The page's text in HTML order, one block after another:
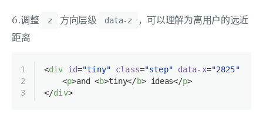
6.调整 z 方向层级 data-z
，可以理解为离用户的远近
距离
1
2
3
<div id="tiny" class="step" data-x="2825"
<p>and <b>tiny</b> ideas</p>
</div>